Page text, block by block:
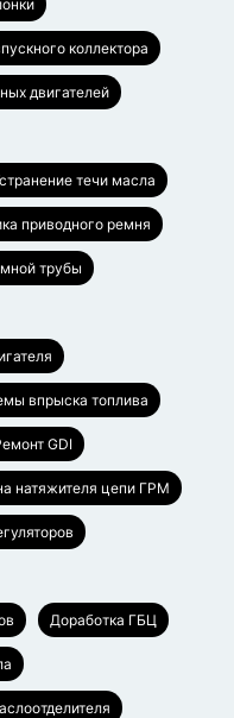
коллектора
двигателей
течи масла
приводного ремня
трубы
впрыска топлива
GDI
натяжителя цепи ГРМ
Доработка ГБЦ